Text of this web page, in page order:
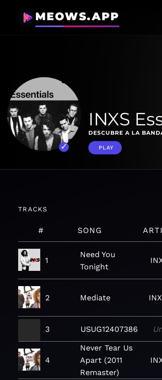
MEOWS.APP
INXS
DESCUBRE A LA
PLAY
TRACKS
# SONG
1
Need You
Tonight
2 Mediate
3 USUG12407386
4
Never Tear Us
Apart (2011
Remaster)